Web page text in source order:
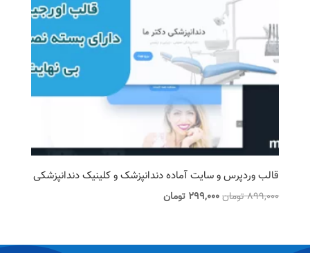
قالب وردپرس و سایت آماده دندانپزشک و کلینیک دندانپزشکی
899,000تومانقیمت
بود.
299,000 تومانقیمت
است.